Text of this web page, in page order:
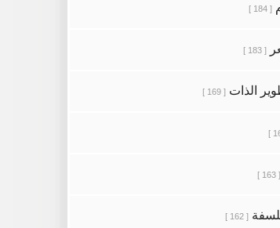
[ 184 ]
[ 183 ]
الذات [ 169 ]
[ 163 ]
[ 162 ]